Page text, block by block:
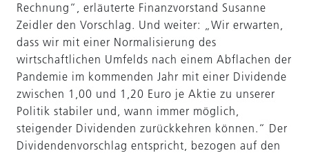
Rechnung“, erläuterte Finanzvorstand Susanne
Zeidler den Vorschlag. Und weiter: „Wir erwarten,
dass wir mit einer Normalisierung des
wirtschaftlichen Umfelds nach einem Abflachen der
Pandemie im kommenden Jahr mit einer Dividende
zwischen 1,00 und 1,20 Euro je Aktie zu unserer
Politik stabiler und, wann immer möglich,
steigender Dividenden zurückkehren können.“ Der
Dividendenvorschlag entspricht, bezogen auf den